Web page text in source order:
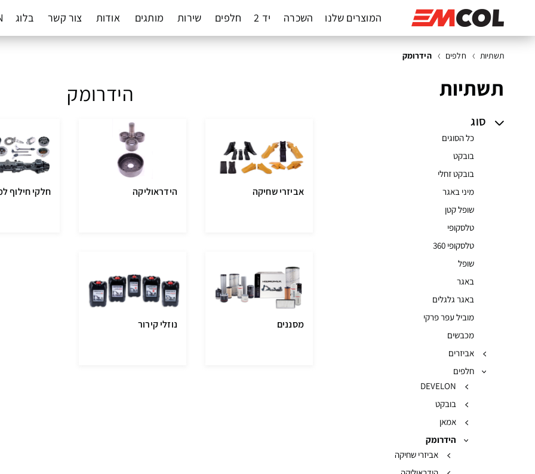
המוצרים שלנו השכרה יד 2 חלפים שירות מותגים אודות צור קשר בלוג
תשתיות חלפים הידרומק
תשתיות הידרומק
סוג
כל הסוגים
בובקט
בובקט זחלי
מיני באגר
שופל קטן
טלסקופי
טלסקופי 360
שופל
באגר
באגר גלגלים
מוביל עפר פרקי
מכבשים
אביזרים
חלפים
DEVELON
בובקט
אמאן
הידרומק
אביזרי שחיקה
אביזרי שחיקה הידראוליקה חלקי חילוף
מסננים נוזלי קירור